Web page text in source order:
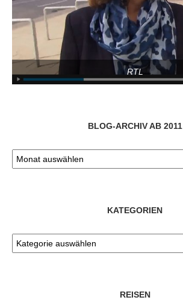
RTL
BLOG-ARCHIV AB 2011
KATEGORIEN
REISEN